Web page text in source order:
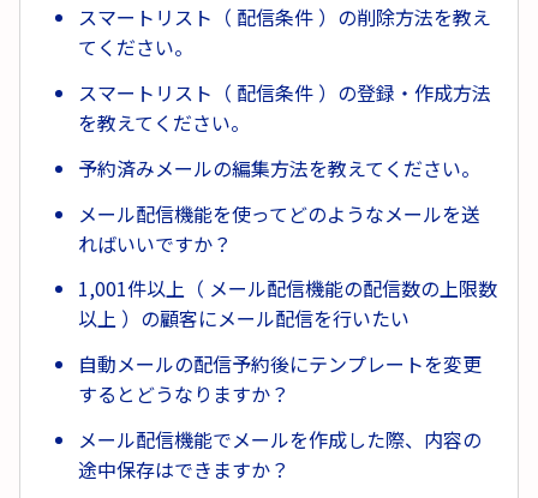
スマートリスト（ 配信条件 ）の削除方法を教え
てください。
スマートリスト（ 配信条件 ）の登録・作成方法
を教えてください。
予約済みメールの編集方法を教えてください。
メール配信機能を使ってどのようなメールを送
ればいいですか？
1,001件以上（ メール配信機能の配信数の上限数
以上 ）の顧客にメール配信を行いたい
自動メールの配信予約後にテンプレートを変更
するとどうなりますか？
メール配信機能でメールを作成した際、内容の
途中保存はできますか？